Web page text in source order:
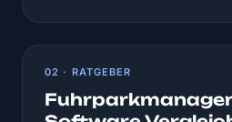
02 · RATGEBER